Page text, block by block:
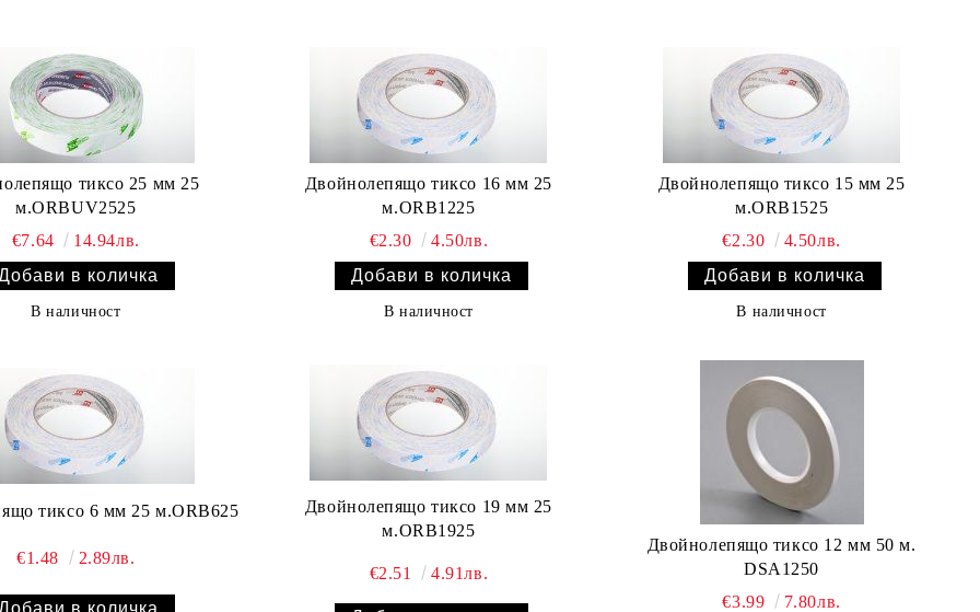
тиксо 25 мм 25
м.ORBUV2525
€7.64
14.94лв.
В наличност
Двойнолепящо тиксо 16 мм 25
м.ORB1225
€2.30
4.50лв.
В наличност
Двойнолепящо тиксо 15 мм 25
м.ORB1525
€2.30
4.50лв.
В наличност
тиксо 6 мм 25 м.ORB625
€1.48 2.89лв.
Двойнолепящо тиксо 19 мм 25
м.ORB1925
€2.51 4.91лв.
Двойнолепящо тиксо 12 мм 50 м.
DSA1250
€3.99
7.80лв.